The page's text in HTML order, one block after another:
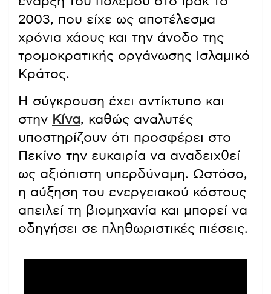
2003, που είχε ως αποτέλεσμα
χρόνια χάους και την άνοδο της
τρομοκρατικής οργάνωσης Ισλαμικό
Κράτος.
Η σύγκρουση έχει αντίκτυπο και
στην Κίνα, καθώς αναλυτές
υποστηρίζουν ότι προσφέρει στο
Πεκίνο την ευκαιρία να αναδειχθεί
ως αξιόπιστη υπερδύναμη. Ωστόσο,
η αύξηση του ενεργειακού κόστους
απειλεί τη βιομηχανία και μπορεί να
οδηγήσει σε πληθωριστικές πιέσεις.